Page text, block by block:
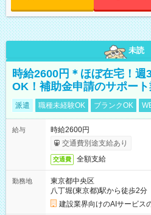
未読
時給2600円＊ほぼ在宅！週
OK！補助金申請のサポー
派遣 職種未経験OK ブランクOK
給与
時給2600円
交通費別途支給あり
交通費 全額支給
勤務地
東京都中央区
八丁堀(東京都)駅から徒歩2分
建設業界向けのAIサービス